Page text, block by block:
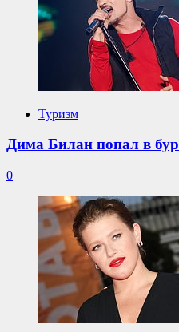
Туризм
Дима Билан попал в
0